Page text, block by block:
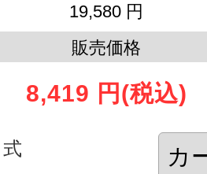
19,580 円
販売価格
8,419 円 (税込)
式